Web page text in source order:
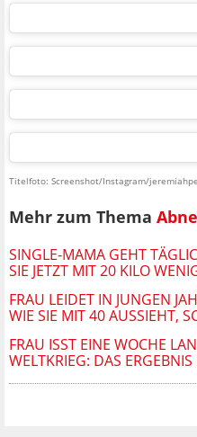
Titelfoto: Screenshot/Instagram/
Mehr zum Thema
SINGLE-MAMA GEHT
SIE JETZT MIT 20 KILO
FRAU LEIDET IN JUNGEN
WIE SIE MIT 40 AUSSIEHT,
FRAU ISST EINE WOCHE
WELTKRIEG: DAS